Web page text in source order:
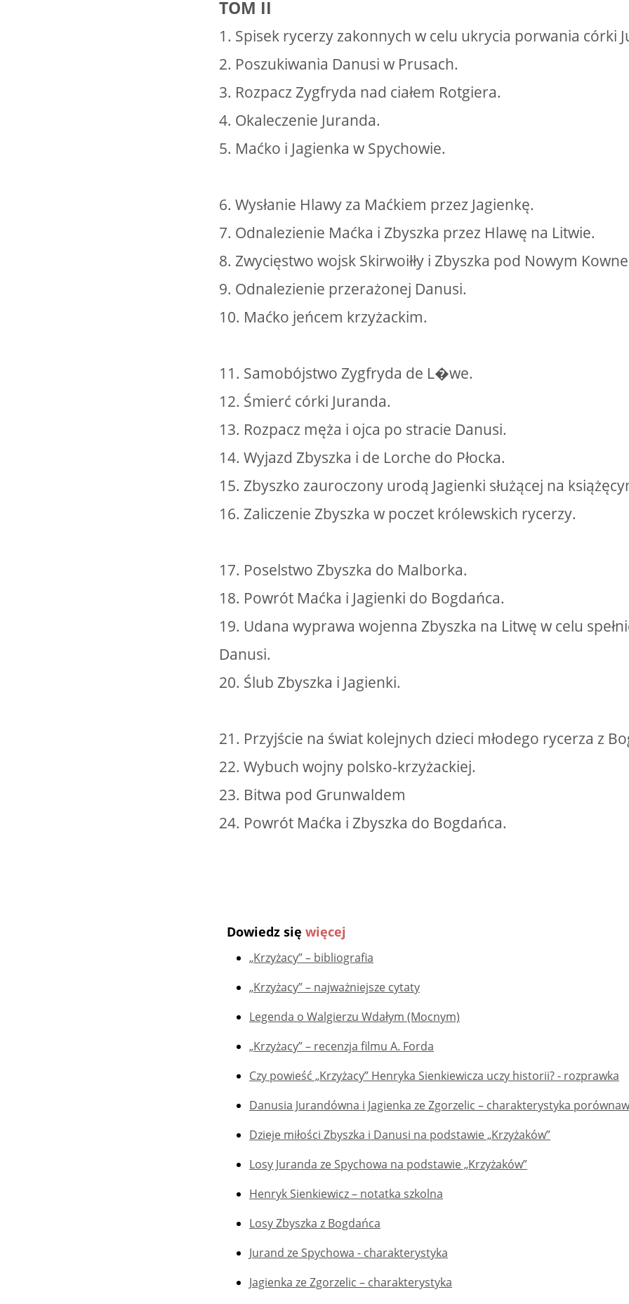
TOM II
1. Spisek rycerzy zakonnych w celu ukrycia porwania córki
2. Poszukiwania Danusi w Prusach.
3. Rozpacz Zygfryda nad ciałem Rotgiera.
4. Okaleczenie Juranda.
5. Maćko i Jagienka w Spychowie.
6. Wysłanie Hlawy za Maćkiem przez Jagienkę.
7. Odnalezienie Maćka i Zbyszka przez Hlawę na Litwie.
8. Zwycięstwo wojsk Skirwoiłły i Zbyszka pod Nowym
9. Odnalezienie przerażonej Danusi.
10. Maćko jeńcem krzyżackim.
11. Samobójstwo Zygfryda de L�we.
12. Śmierć córki Juranda.
13. Rozpacz męża i ojca po stracie Danusi.
14. Wyjazd Zbyszka i de Lorche do Płocka.
15. Zbyszko zauroczony urodą Jagienki służącej na
16. Zaliczenie Zbyszka w poczet królewskich rycerzy.
17. Poselstwo Zbyszka do Malborka.
18. Powrót Maćka i Jagienki do Bogdańca.
19. Udana wyprawa wojenna Zbyszka na Litwę w celu
Danusi.
20. Ślub Zbyszka i Jagienki.
21. Przyjście na świat kolejnych dzieci młodego rycerza z
22. Wybuch wojny polsko-krzyżackiej.
23. Bitwa pod Grunwaldem
24. Powrót Maćka i Zbyszka do Bogdańca.
Dowiedz się więcej
„Krzyżacy” – bibliografia
„Krzyżacy” – najważniejsze cytaty
Legenda o Walgierzu Wdałym (Mocnym)
„Krzyżacy” – recenzja filmu A. Forda
Czy powieść „Krzyżacy” Henryka Sienkiewicza uczy historii? - rozprawka
Danusia Jurandówna i Jagienka ze Zgorzelic – charakterystyka
Dzieje miłości Zbyszka i Danusi na podstawie „Krzyżaków”
Losy Juranda ze Spychowa na podstawie „Krzyżaków”
Henryk Sienkiewicz – notatka szkolna
Losy Zbyszka z Bogdańca
Jurand ze Spychowa - charakterystyka
Jagienka ze Zgorzelic – charakterystyka